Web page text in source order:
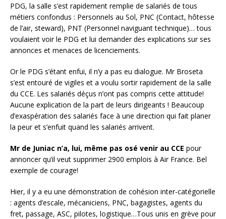
PDG, la salle s’est rapidement remplie de salariés de tous
métiers confondus : Personnels au Sol, PNC (Contact, hôtesse
de l’air, steward), PNT (Personnel naviguant technique)… tous
voulaient voir le PDG et lui demander des explications sur ses
annonces et menaces de licenciements.
Or le PDG s’étant enfui, il n’y a pas eu dialogue. Mr Broseta
s’est entouré de vigiles et a voulu sortir rapidement de la salle
du CCE. Les salariés déçus n’ont pas compris cette attitude!
Aucune explication de la part de leurs dirigeants ! Beaucoup
d’exaspération des salariés face à une direction qui fait planer
la peur et s’enfuit quand les salariés arrivent.
Mr de Juniac n’a, lui, même pas osé venir au CCE pour
annoncer qu’il veut supprimer 2900 emplois à Air France. Bel
exemple de courage!
Hier, il y a eu une démonstration de cohésion inter-catégorielle
: agents d’escale, mécaniciens, PNC, bagagistes, agents du
fret, passage, ASC, pilotes, logistique…Tous unis en grève pour